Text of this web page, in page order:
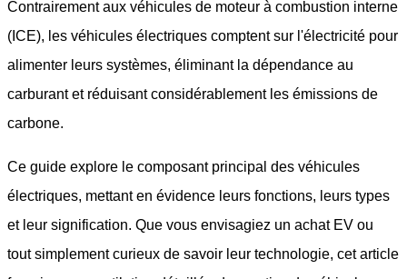
Contrairement aux véhicules de moteur à combustion interne
(ICE), les véhicules électriques comptent sur l'électricité pour
alimenter leurs systèmes, éliminant la dépendance au
carburant et réduisant considérablement les émissions de
carbone.
Ce guide explore le composant principal des véhicules
électriques, mettant en évidence leurs fonctions, leurs types
et leur signification. Que vous envisagiez un achat EV ou
tout simplement curieux de savoir leur technologie, cet article